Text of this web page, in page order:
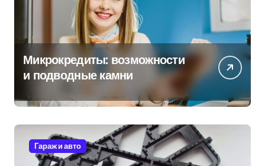
Микрокредиты: возможности
и подводные камни
Гараж и авто